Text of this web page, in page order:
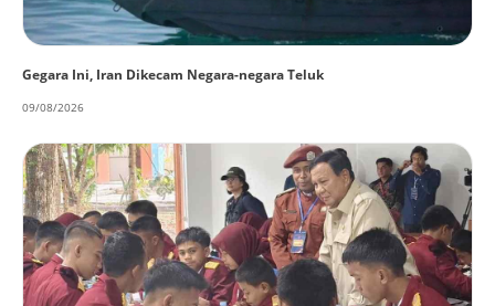
Gegara Ini, Iran Dikecam Negara-negara Teluk
09/08/2026